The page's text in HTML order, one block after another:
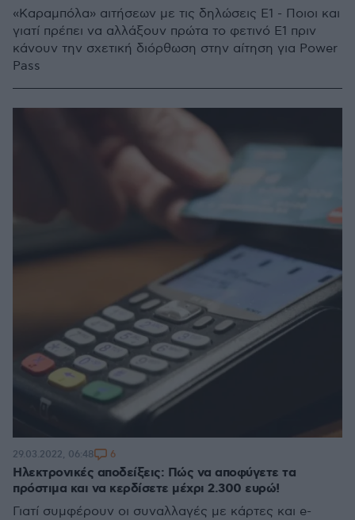
«Καραμπόλα» αιτήσεων με τις δηλώσεις Ε1 - Ποιοι και
γιατί πρέπει να αλλάξουν πρώτα το φετινό Ε1 πριν
κάνουν την σχετική διόρθωση στην αίτηση για Power
Pass
Ηλεκτρονικές αποδείξεις: Πώς να αποφύγετε τα
πρόστιμα και να κερδίσετε μέχρι 2.300 ευρώ!
Γιατί συμφέρουν οι συναλλαγές με κάρτες και e-
29.03.2022, 06:48 6